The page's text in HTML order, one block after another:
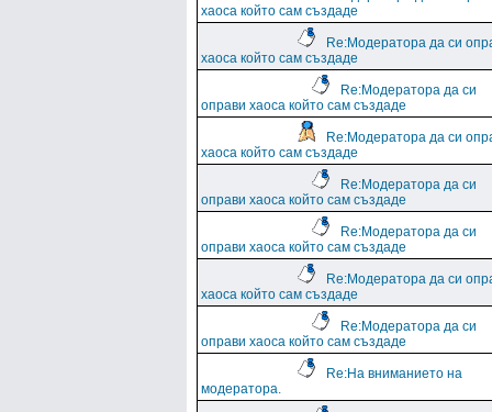
хаоса който сам създаде
Re:Модератора да си
хаоса който сам създаде
Re:Модератора да си
оправи хаоса който сам създаде
Re:Модератора да си
хаоса който сам създаде
Re:Модератора да си
оправи хаоса който сам създаде
Re:Модератора да си
оправи хаоса който сам създаде
Re:Модератора да си
хаоса който сам създаде
Re:Модератора да си
оправи хаоса който сам създаде
Re:На вниманието на
модератора.